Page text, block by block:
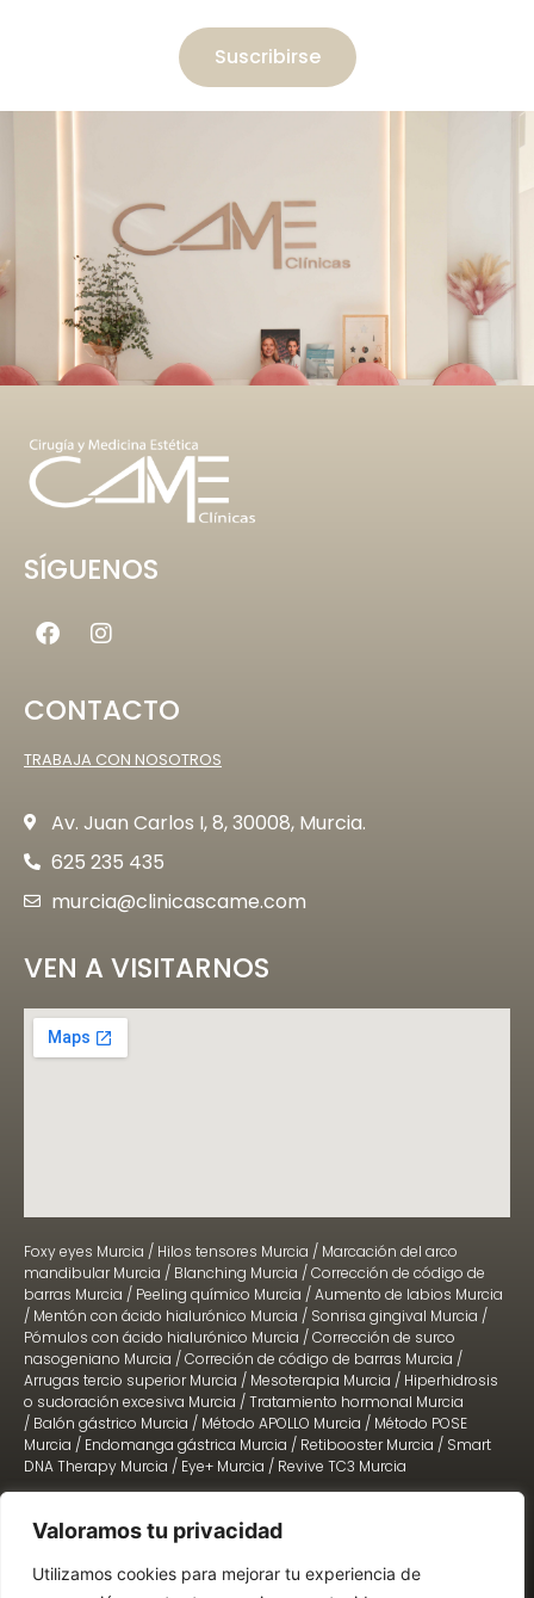
Valoramos tu privacidad
Utilizamos cookies para mejorar tu experiencia de
Suscribirse
SÍGUENOS
CONTACTO
TRABAJA CON NOSOTROS
Av. Juan Carlos I, 8, 30008, Murcia.
625 235 435
murcia@clinicascame.com
VEN A VISITARNOS
Foxy eyes Murcia / Hilos tensores Murcia / Marcación del arco
mandibular Murcia / Blanching Murcia /Corrección de código de
barras Murcia / Peeling químico Murcia /Aumento de labios Murcia
/ Mentón con ácido hialurónico Murcia / Sonrisa gingival Murcia /
Pómulos con ácido hialurónico Murcia /Corrección de surco
nasogeniano Murcia /Correción de código de barras Murcia /
Arrugas tercio superior Murcia / Mesoterapia Murcia / Hiperhidrosis
o sudoración excesiva Murcia /Tratamiento hormonal Murcia
/ Balón gástrico Murcia / Método APOLLO Murcia / Método POSE
Murcia / Endomanga gástrica Murcia / Retibooster Murcia / Smart
DNA Therapy Murcia / Eye+ Murcia / Revive TC3 Murcia
2022 © TODOS LOS DERECHOS RESERVADOS. Diseño:
Lead-In Business